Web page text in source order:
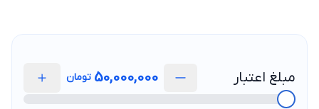
مبلغ اعتبار 50,000,000 تومان